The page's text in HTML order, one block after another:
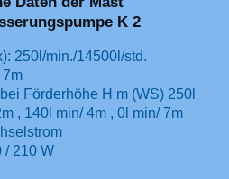
K 2
250l/min./14500l/std.
7m
Förderhöhe H m (WS) 250l
, 140l min/ 4m , 0l min/ 7m
/ 210 W